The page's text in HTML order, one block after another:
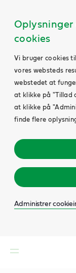
cookies
Vi bruger cookies
vores websteds
webstedet at
at klikke på "Tillad
at klikke på
finde flere
Administrer